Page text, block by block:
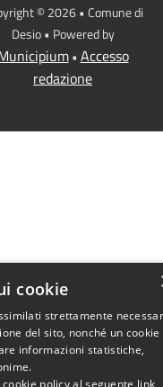
© 2026 • Comune di
Desio • Powered by
• Accesso
redazione
cookie
strettamente
del sito, nonché un cookie
informazioni statistiche,
policy al seguente link